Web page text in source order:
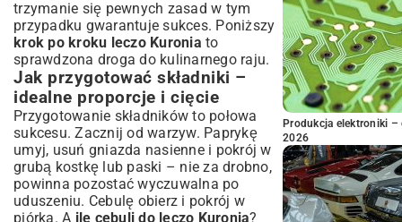
trzymanie się pewnych zasad w tym
przypadku gwarantuje sukces. Poniższy
krok po kroku leczo Kuronia to
sprawdzona droga do kulinarnego raju.
Jak przygotować składniki –
idealne proporcje i cięcie
Przygotowanie składników to połowa
sukcesu. Zacznij od warzyw. Paprykę
umyj, usuń gniazda nasienne i pokrój w
grubą kostkę lub paski – nie za drobno,
powinna pozostać wyczuwalna po
uduszeniu. Cebulę obierz i pokrój w
piórka. A ile cebuli do leczo Kuronia?
Produkcja elektroniki –
2026